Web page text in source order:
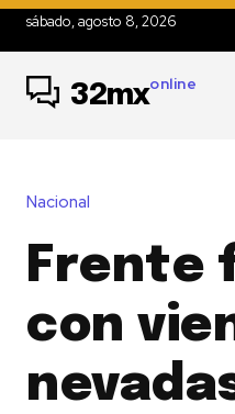
sábado, agosto 8, 2026
32mxonline
Nacional
Frente
con